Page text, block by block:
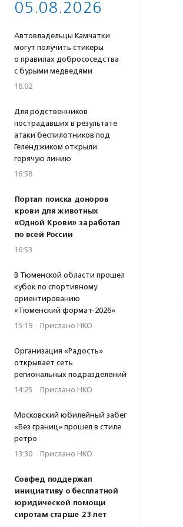
05.08.2026
Автовладельцы Камчатки
могут получить стикеры
о правилах добрососедства
с бурыми медведями
18:02
Для родственников
пострадавших в результате
атаки беспилотников под
Геленджиком открыли
горячую линию
16:58
Портал поиска доноров
крови для животных
«Одной Крови» заработал
по всей России
16:53
В Тюменской области прошел
кубок по спортивному
ориентированию
«Тюменский формат-2026»
15:19 · Прислано НКО
Организация «Радость»
открывает сеть
региональных подразделений
14:25 · Прислано НКО
Московский юбилейный забег
«Без границ» прошел в стиле
ретро
13:30 · Прислано НКО
Совфед поддержал
инициативу о бесплатной
юридической помощи
сиротам старше 23 лет